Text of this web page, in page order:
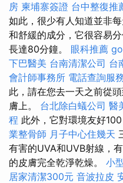
房 柬埔寨簽證 台中整復推
如此，很少有人知道並非
和舒緩的成分，它很容易
長達80分鐘。 眼科推薦
下巴醫美 台南清潔公司 台
會計師事務所 電話查詢服
此，請在您去一天之前從
膚上。 台北除白蟻公司 醫
程 此外，它對環境友好100
業整骨師 月子中心住幾天
有害的UVA和UVB射線，
的皮膚完全乾淨乾燥。 小
居家清潔300元 音波拉皮